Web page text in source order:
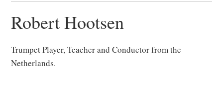
Robert Hootsen
Trumpet Player, Teacher and Conductor from the
Netherlands.